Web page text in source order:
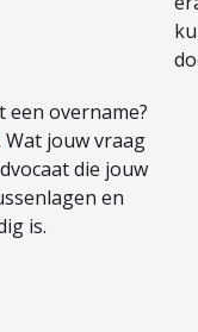
overname?
Wat jouw vraag
die jouw
en
is.